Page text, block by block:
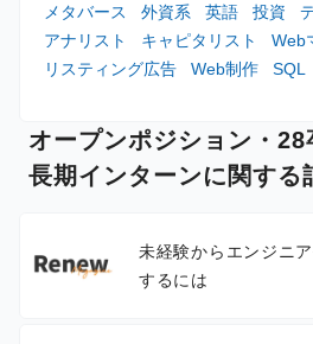
メタバース
外資系 英語 投資
アナリスト
キャピタリスト
Web
リスティング広告
Web制作 SQL
オープンポジション・
長期インターンに関する
未経験からエンジニ
するには